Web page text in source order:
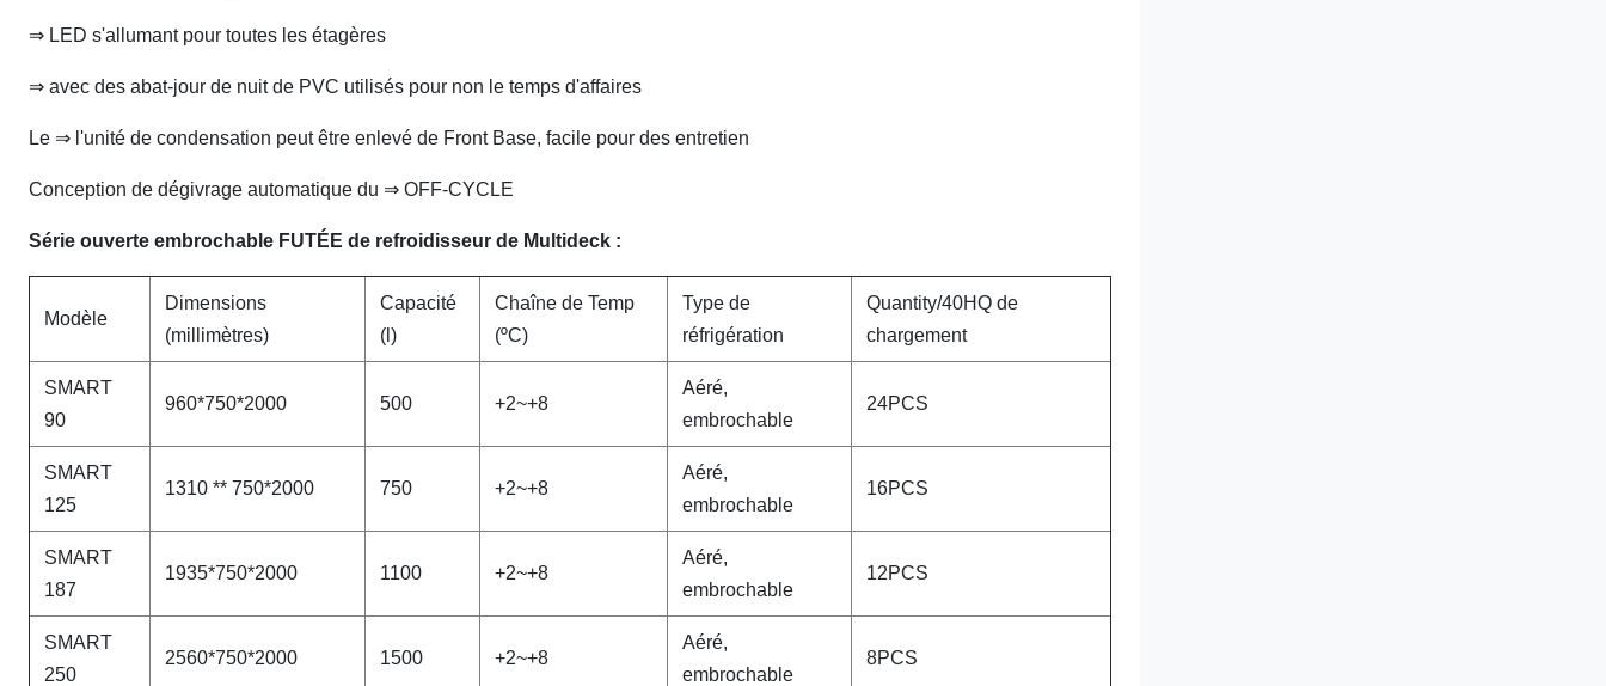
⇒ LED s'allumant pour toutes les étagères
⇒ avec des abat-jour de nuit de PVC utilisés pour non le temps d'affaires
Le ⇒ l'unité de condensation peut être enlevé de Front Base, facile pour des entretien
Conception de dégivrage automatique du ⇒ OFF-CYCLE
Série ouverte embrochable FUTÉE de refroidisseur de Multideck :
Modèle
Dimensions
(millimètres)
Capacité
(l)
Chaîne de Temp
(ºC)
Type de
réfrigération
Quantity/40HQ de
chargement
SMART
90
960*750*2000 500 +2~+8
Aéré,
embrochable
24PCS
SMART
125
1310 ** 750*2000 750 +2~+8
Aéré,
embrochable
16PCS
SMART
187
1935*750*2000 1100 +2~+8
Aéré,
embrochable
12PCS
SMART
250
2560*750*2000 1500 +2~+8
Aéré,
embrochable
8PCS